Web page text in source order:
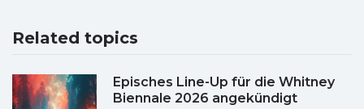
Related topics
Episches Line-Up für die Whitney
Biennale 2026 angekündigt